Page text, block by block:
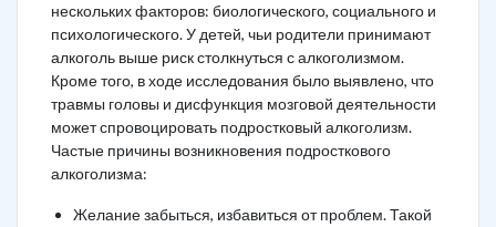
нескольких факторов: биологического, социального и
психологического. У детей, чьи родители принимают
алкоголь выше риск столкнуться с алкоголизмом.
Кроме того, в ходе исследования было выявлено, что
травмы головы и дисфункция мозговой деятельности
может спровоцировать подростковый алкоголизм.
Частые причины возникновения подросткового
алкоголизма:
Желание забыться, избавиться от проблем. Такой